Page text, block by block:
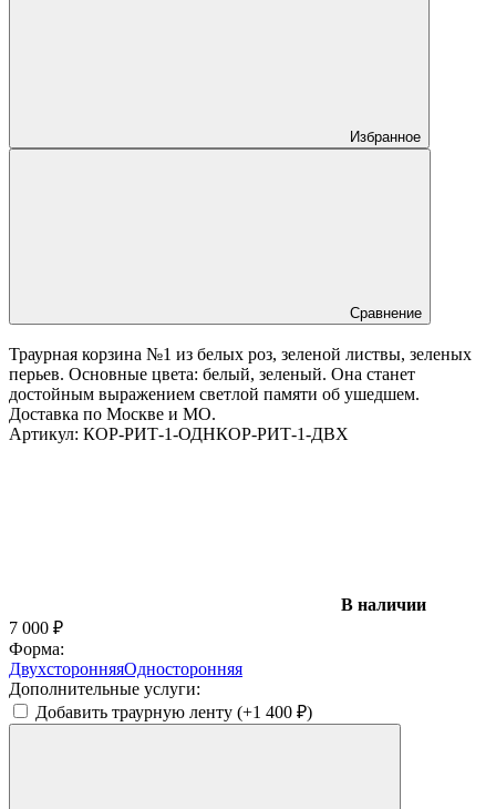
Избранное
Сравнение
Траурная корзина №1 из белых роз, зеленой листвы, зеленых
перьев. Основные цвета: белый, зеленый. Она станет
достойным выражением светлой памяти об ушедшем.
Доставка по Москве и МО.
Артикул: КОР-РИТ-1-ОДНКОР-РИТ-1-ДВХ
В наличии
7 000 ₽
Форма:
ДвухсторонняяОдносторонняя
Дополнительные услуги:
Добавить траурную ленту (+1 400 ₽)